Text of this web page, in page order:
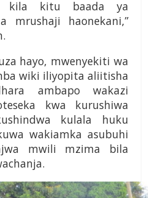
kila kitu baada ya
mrushaji haonekani,”
hayo, mwenyekiti wa
wiki iliyopita aliitisha
ambapo wakazi
kwa kurushiwa
kulala huku
wakiamka asubuhi
mwili mzima bila